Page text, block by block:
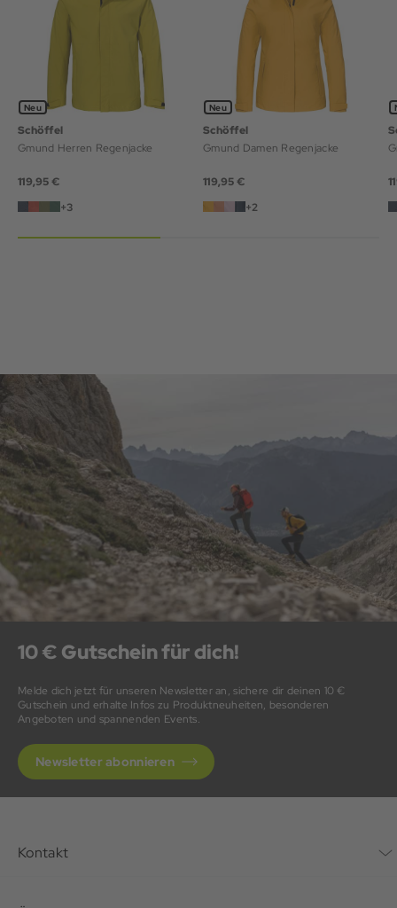
Neu
Schöffel
Gmund Herren Regenjacke
119,95 €
+3
Neu
Schöffel
Gmund Damen Regenjacke
119,95 €
+2
10 € Gutschein für dich!
Melde dich jetzt für unseren Newsletter an, sichere dir deinen 10 €
Gutschein und erhalte Infos zu Produktneuheiten, besonderen
Angeboten und spannenden Events.
Newsletter abonnieren
Kontakt